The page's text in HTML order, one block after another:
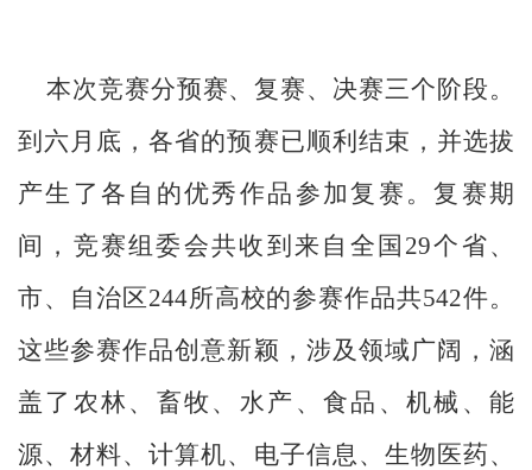
本次竞赛分预赛、复赛、决赛三个阶段。
到六月底，各省的预赛已顺利结束，并选拔
产生了各自的优秀作品参加复赛。复赛期
间，竞赛组委会共收到来自全国29个省、
市、自治区244所高校的参赛作品共542件。
这些参赛作品创意新颖，涉及领域广阔，涵
盖了农林、畜牧、水产、食品、机械、能
源、材料、计算机、电子信息、生物医药、